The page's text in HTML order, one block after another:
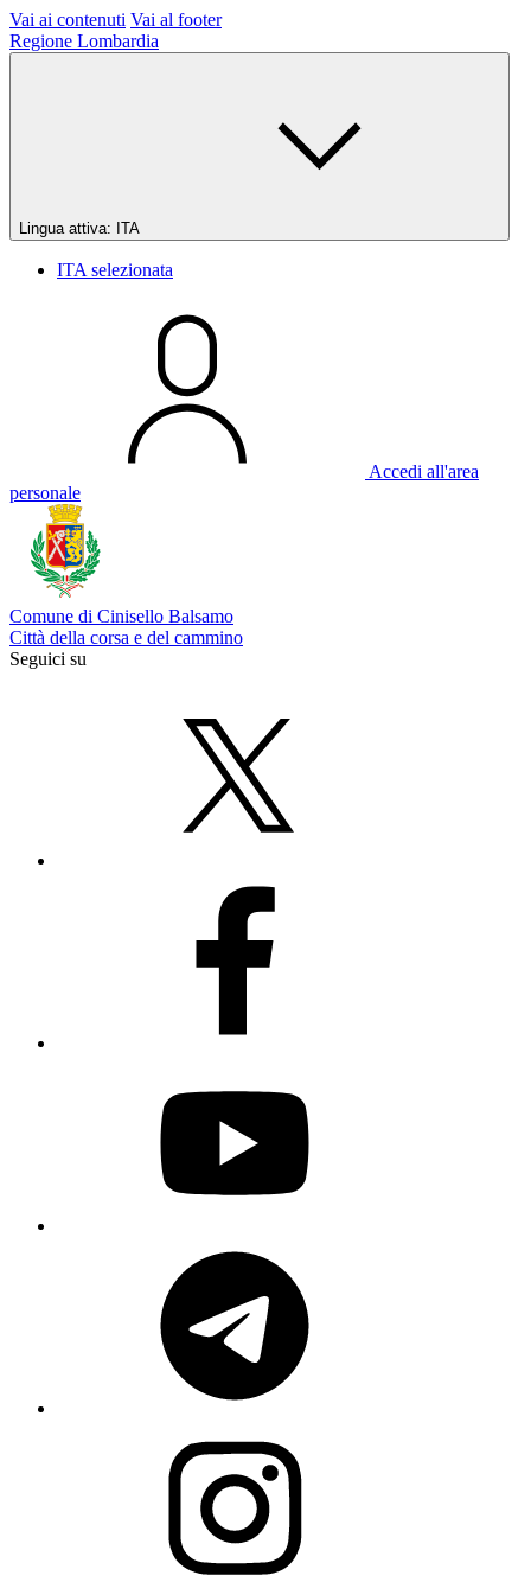
Vai ai contenuti Vai al footer
Regione Lombardia
Lingua attiva: ITA
ITA selezionata
Accedi all'area
personale
Comune di Cinisello Balsamo
Città della corsa e del cammino
Seguici su